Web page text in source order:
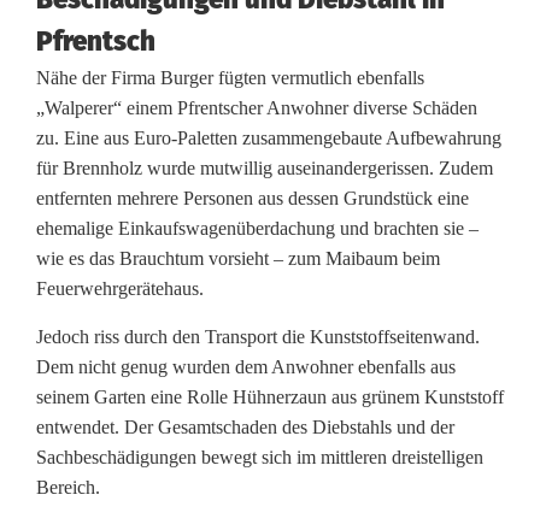
a
e
n
w
i
e
d
e
r
u
Pfrentsch
Nähe der Firma Burger fügten vermutlich ebenfalls
„Walperer“ einem Pfrentscher Anwohner diverse Schäden
zu. Eine aus Euro-Paletten zusammengebaute Aufbewahrung
für Brennholz wurde mutwillig auseinandergerissen. Zudem
entfernten mehrere Personen aus dessen Grundstück eine
ehemalige Einkaufswagenüberdachung und brachten sie –
wie es das Brauchtum vorsieht – zum Maibaum beim
Feuerwehrgerätehaus.
Jedoch riss durch den Transport die Kunststoffseitenwand.
Dem nicht genug wurden dem Anwohner ebenfalls aus
seinem Garten eine Rolle Hühnerzaun aus grünem Kunststoff
entwendet. Der Gesamtschaden des Diebstahls und der
Sachbeschädigungen bewegt sich im mittleren dreistelligen
Bereich.